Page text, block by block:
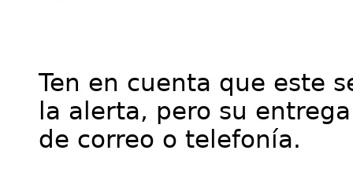
Ten en cuenta que este
la alerta, pero su
de correo o telefonía.